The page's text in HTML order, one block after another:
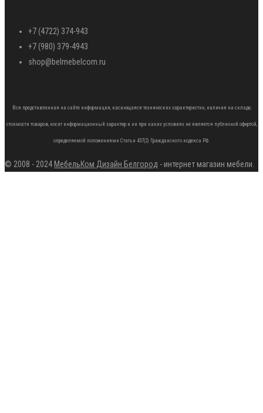
+7 (4722) 374-943
+7 (980) 379-4943
shop@belmebelcom.ru
Вся представленная на сайте информация, касающаяся технических характеристик, наличия на складе,
стоимости товаров, носит информационный характер и ни при каких условиях не является публичной офертой,
определяемой положениями Статьи 437(2) Гражданского кодекса РФ.
© 2008 - 2024 МебельКом Дизайн Белгород - интернет магазин мебели.